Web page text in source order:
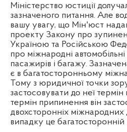
Міністерство юстиції
зазначеного питання. Але
вашу увагу, що Мін'юст
проекту Закону про
Україною та Російською
про міжнародні
пасажирів і багажу.
є в багатосторонньому
Тому з юридичної точки
застосовувати до неї
термін припинення він
двохсторонніх
випадку це